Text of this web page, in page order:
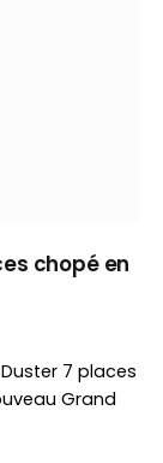
chopé en
7 places
Grand